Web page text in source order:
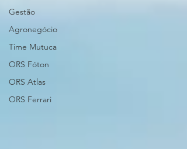
Gestão
Agronegócio
Time Mutuca
ORS Fóton
ORS Atlas
ORS Ferrari